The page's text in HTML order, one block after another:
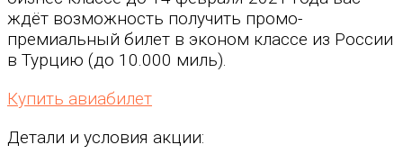
ждёт возможность получить промо-
премиальный билет в эконом классе из России
в Турцию (до 10.000 миль).
Купить авиабилет
Детали и условия акции: